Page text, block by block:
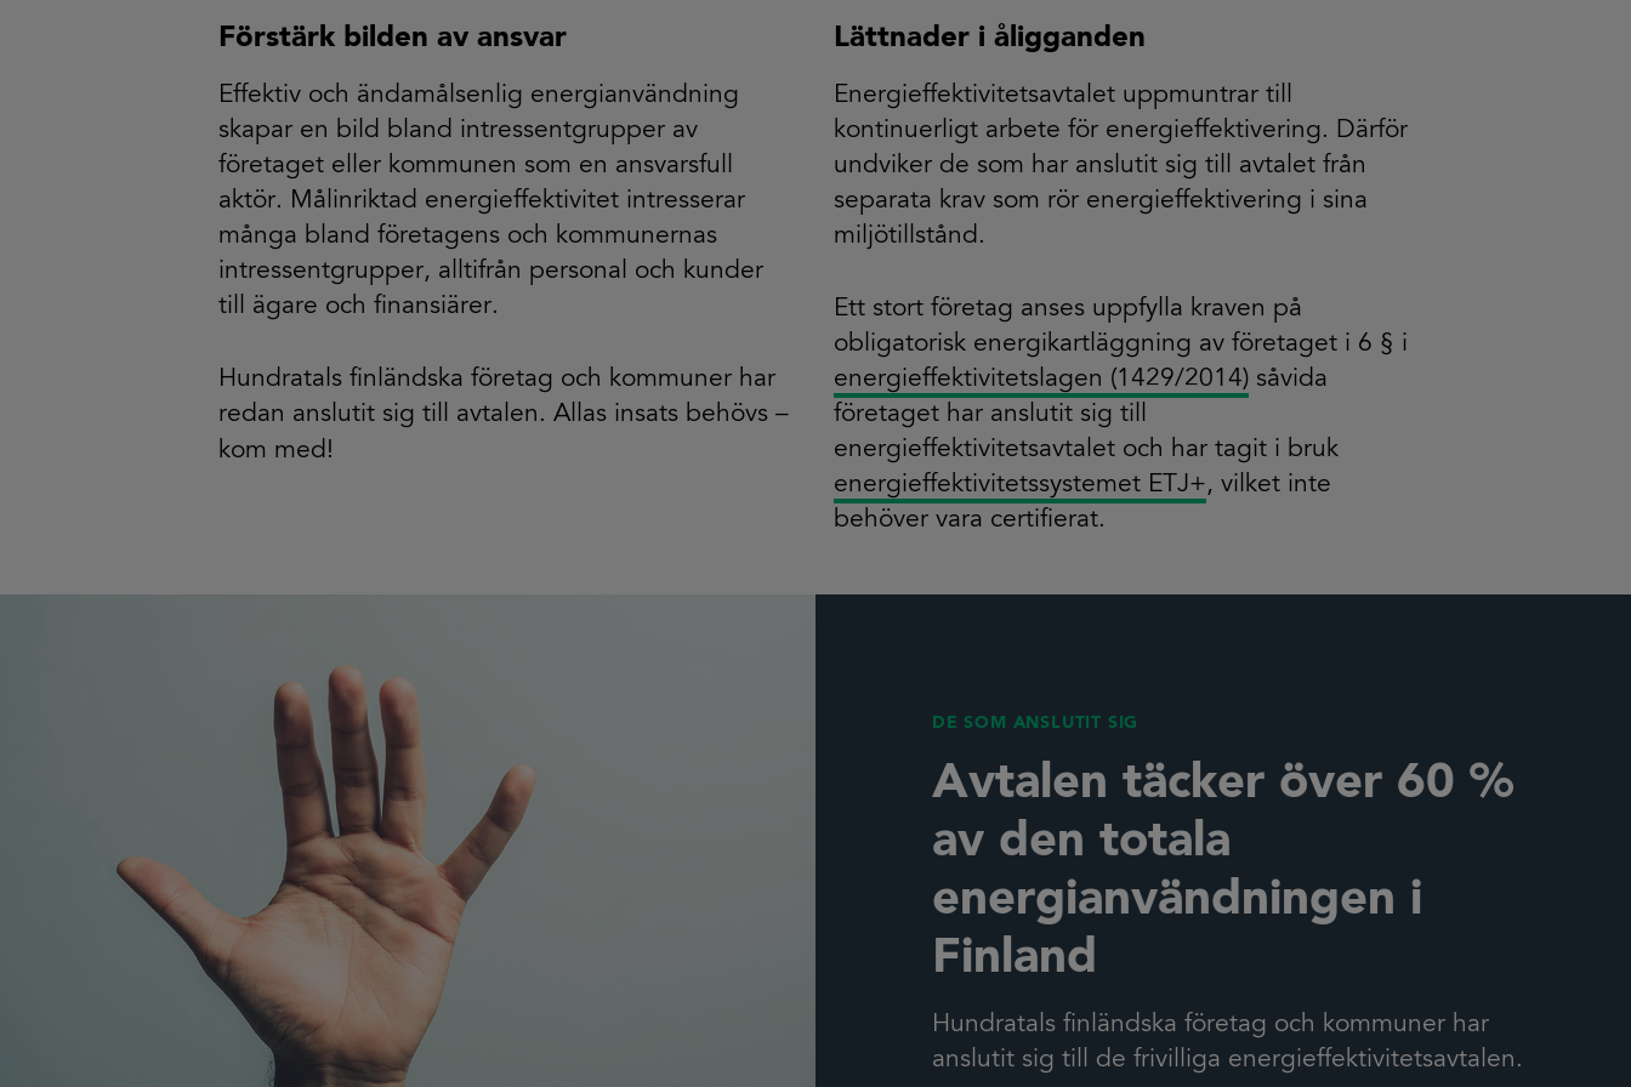
Förstärk bilden av ansvar
Effektiv och ändamålsenlig energianvändning
skapar en bild bland intressentgrupper av
företaget eller kommunen som en ansvarsfull
aktör. Målinriktad energieffektivitet intresserar
många bland företagens och kommunernas
intressentgrupper, alltifrån personal och kunder
till ägare och finansiärer.
Hundratals finländska företag och kommuner har
redan anslutit sig till avtalen. Allas insats behövs –
kom med!
Lättnader i åligganden
Energieffektivitetsavtalet uppmuntrar till
kontinuerligt arbete för energieffektivering. Därför
undviker de som har anslutit sig till avtalet från
separata krav som rör energieffektivering i sina
miljötillstånd.
Ett stort företag anses uppfylla kraven på
obligatorisk energikartläggning av företaget i 6 § i
energieffektivitetslagen (1429/2014)såvida
företaget har anslutit sig till
energieffektivitetsavtalet och har tagit i bruk
energieffektivitetssystemet ETJ+, vilket inte
behöver vara certifierat.
DE SOM ANSLUTIT SIG
Avtalen täcker över 60 %
av den totala
energianvändningen i
Finland
Hundratals finländska företag och kommuner har
anslutit sig till de frivilliga energieffektivitetsavtalen.